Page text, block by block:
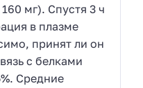
мг). Спустя 3 ч
в плазме
принят ли он
с белками
Средние